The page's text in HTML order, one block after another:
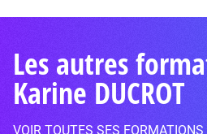
Les autres
Karine DUCROT
VOIR TOUTES SES FORMATIONS